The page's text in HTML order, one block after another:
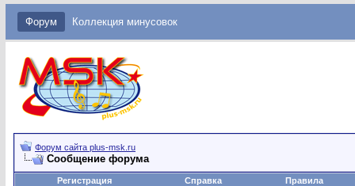
Форум Коллекция минусовок
Форум сайта plus-msk.ru
Сообщение форума
Регистрация Справка Правила